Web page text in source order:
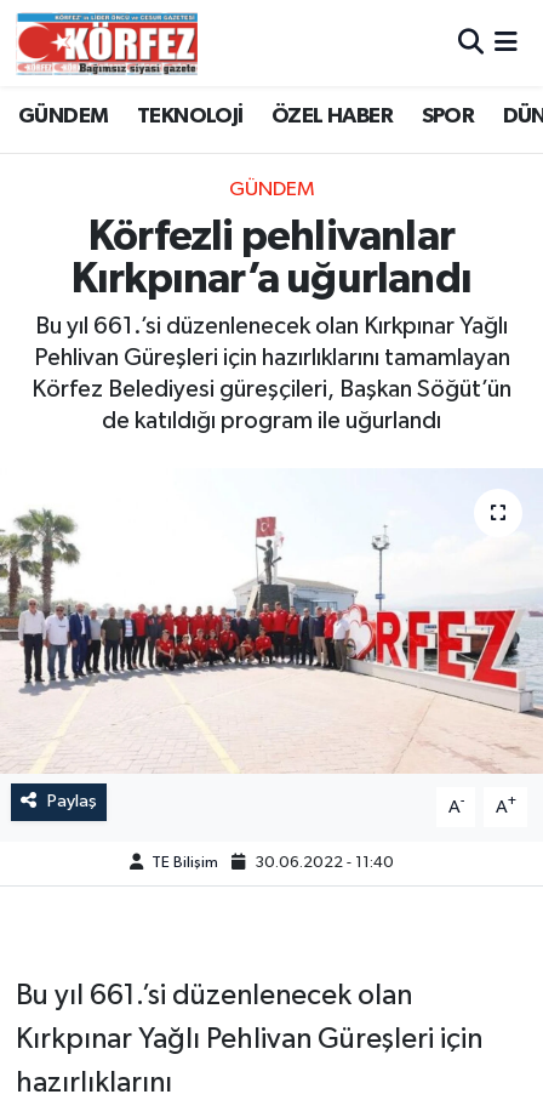
GÜNDEM TEKNOLOJİ ÖZEL HABER SPOR
GÜNDEM
Körfezli pehlivanlar
Kırkpınar’a uğurlandı
Bu yıl 661.’si düzenlenecek olan Kırkpınar Yağlı
Pehlivan Güreşleri için hazırlıklarını tamamlayan
Körfez Belediyesi güreşçileri, Başkan Söğüt’ün
de katıldığı program ile uğurlandı
Paylaş A- A+
TE Bilişim 30.06.2022 - 11:40
Bu yıl 661.’si düzenlenecek olan
Kırkpınar Yağlı Pehlivan Güreşleri için
hazırlıklarını
Trafik Durumu
Süper Lig Puan Durumu ve Fikstür
Tüm Manşetler
Son Dakika Haberleri
Haber Arşivi